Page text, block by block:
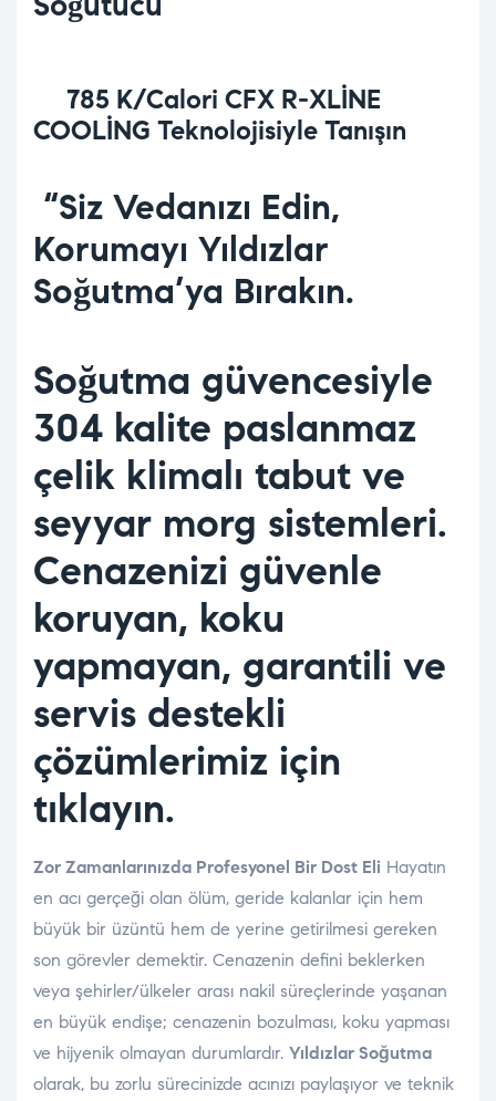
785 K/Calori CFX R-XLİNE
COOLİNG Teknolojisiyle Tanışın
“Siz Vedanızı Edin,
Korumayı Yıldızlar
Soğutma’ya Bırakın.
Soğutma güvencesiyle
304 kalite paslanmaz
çelik klimalı tabut ve
seyyar morg sistemleri.
Cenazenizi güvenle
koruyan, koku
yapmayan, garantili ve
servis destekli
çözümlerimiz için
tıklayın.
Zor Zamanlarınızda Profesyonel Bir Dost Eli Hayatın
en acı gerçeği olan ölüm, geride kalanlar için hem
büyük bir üzüntü hem de yerine getirilmesi gereken
son görevler demektir. Cenazenin defini beklerken
veya şehirler/ülkeler arası nakil süreçlerinde yaşanan
en büyük endişe; cenazenin bozulması, koku yapması
ve hijyenik olmayan durumlardır. Yıldızlar Soğutma
olarak, bu zorlu sürecinizde acınızı paylaşıyor ve teknik